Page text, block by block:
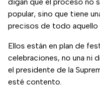
popular, sino que tiene
precisos de todo aquello
Ellos están en plan de
celebraciones, no una ni
el presidente de la
esté contento.